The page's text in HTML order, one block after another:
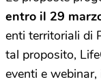
entro il 29
enti territoriali di
tal proposito,
eventi e webinar,